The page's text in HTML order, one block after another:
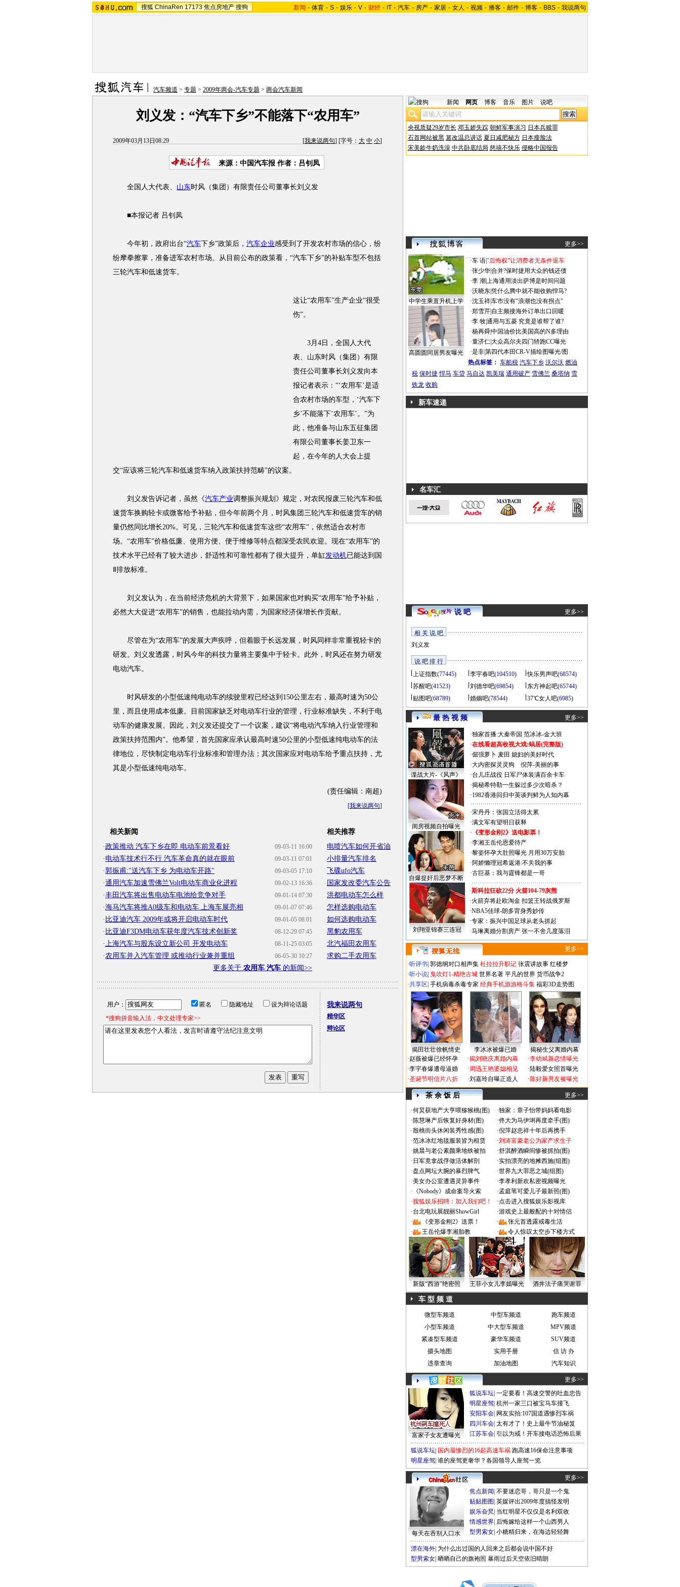
搜狐 ChinaRen 17173 焦点房地产 搜狗 新闻 - 体育 - S - 娱乐 - V - 财经 - IT - 汽车 - 房产 - 家居 - 女人 - 视频 - 播客 - 邮件 - 博客 - BBS - 我说两句
汽车频道 > 专题 > 2009年两会-汽车专题 > 两会汽车新闻
刘义发：“汽车下乡”不能落下“农用车”
2009年03月13日08:29 [我来说两句] [字号： 大 中 小]
来源：中国汽车报 作者：吕钊凤
全国人大代表、 山东时风（集团）有限责任公司董事长刘义发
■本报记者 吕钊凤
今年初，政府出台“汽车下乡”政策后， 汽车企业感受到了开发农村市场的信心，纷
纷摩拳擦掌，准备进军农村市场。从目前公布的政策看，“汽车下乡”的补贴车型不包括
三轮汽车和低速货车。
这让“农用车”生产企业“很受
伤”。
3月4日，全国人大代
表、山东时风（集团）有限
责任公司董事长刘义发向本
报记者表示：“‘农用车’是适
合农村市场的车型，‘汽车下
乡’不能落下‘农用车’。”为
此，他准备与山东五征集团
有限公司董事长姜卫东一
起，在今年的人大会上提
交“应该将三轮汽车和低速货车纳入政策扶持范畴”的议案。
刘义发告诉记者，虽然《汽车产业调整振兴规划》规定，对农民报废三轮汽车和低
速货车换购轻卡或微客给予补贴，但今年前两个月，时风集团三轮汽车和低速货车的销
量仍然同比增长20%。可见，三轮汽车和低速货车这些“农用车”，依然适合农村市
场。“农用车”价格低廉、使用方便、便于维修等特点都深受农民欢迎。现在“农用车”的
技术水平已经有了较大进步，舒适性和可靠性都有了很大提升，单缸发动机已能达到国
Ⅱ排放标准。
刘义发认为，在当前经济危机的大背景下，如果国家也对购买“农用车”给予补贴，
必然大大促进“农用车”的销售，也能拉动内需，为国家经济保增长作贡献。
尽管在为“农用车”的发展大声疾呼，但着眼于长远发展，时风同样非常重视轻卡的
研发。刘义发透露，时风今年的科技力量将主要集中于轻卡。此外，时风还在努力研发
电动汽车。
时风研发的小型低速纯电动车的续驶里程已经达到150公里左右，最高时速为50公
里，而且使用成本低廉。目前国家缺乏对电动车行业的管理，行业标准缺失，不利于电
动车的健康发展。因此，刘义发还提交了一个议案，建议“将电动汽车纳入行业管理和
政策扶持范围内”。他希望，首先国家应承认最高时速50公里的小型低速纯电动车的法
律地位，尽快制定电动车行业标准和管理办法；其次国家应对电动车给予重点扶持，尤
其是小型低速纯电动车。
(责任编辑：南超)
[我来说两句]
相关新闻
09-03-11 16:00
·政策推动 汽车下乡在即 电动车前景看好
09-03-11 07:01
· 电动车技术行不行 汽车革命真的就在眼前
09-03-05 17:10
·郭振甫:"送汽车下乡 为电动车开路"
09-02-13 16:36
·通用汽车加速雪佛兰Volt电动车商业化进程
09-01-14 07:30
·丰田汽车将出售电动车电池给竞争对手
09-01-07 07:46
·海马汽车将推A0级车和电动车 上海车展亮相
09-01-05 08:01
· 比亚迪汽车 2009年或将开启电动车时代
08-12-29 07:45
· 比亚迪F3DM电动车获年度汽车技术创新奖
08-11-25 03:05
·上海汽车与股东设立新公司 开发电动车
06-05-30 10:27
·农用车并入汽车管理 或推动行业兼并重组
更多关于 农用车 汽车 的新闻>>
相关推荐
电喷汽车如何开省油
小排量汽车排名
飞碟ufo汽车
国家发改委汽车公告
洪都电动车怎么样
怎样选购电动车
如何选购电动车
黑豹农用车
北汽福田农用车
求购二手农用车
用户： 匿名 隐藏地址
设为辩论话题
*搜狗拼音输入法，中文处理专家>>
我来说两句
精华区
辩论区
新闻 网页 博客 音乐 图片 说吧
央视质疑29岁市长 邓玉娇失踪 朝鲜军事演习 日本兵赎罪
石首网站被黑 篡改温总讲话 夏日减肥秘方 日本瘦脸法
宋美龄牛奶洗澡 中共卧底结局 慈禧不快乐 侵略中国报告
更多>>
中学生乘直升机上学
高圆圆同居男友曝光
·车 语|"后悔权"让消费者无条件退车
·张少华|合并?保时捷用大众的钱还债
·李 潮 上海通用淡出萨博是时间问题
·沃晓东|凭什么腾中就不能收购悍马?
·沈玉祥|车市没有"浪潮也没有拐点"
·郑雪芹| 自主频接海外订单出口回暖
·李 牧|通用与五菱 究竟是谁帮了谁?
·杨再舜|中国油价比美国高的N多理由
·童济仁|大众高尔夫四门轿跑CC曝光
·是非|第四代本田CR-V描绘图曝光/图
热点标签： 车船税 汽车下乡 沃尔沃 燃油
税 保时捷 悍马 车贷 马自达 凯美瑞 通用破产 雪佛兰 桑塔纳 雪
铁龙 收购
新车速递
名车汇
说 吧 更多>>
相 关 说 吧
刘义发
说 吧 排 行
上证指数(77445) 李宇春吧(104510) 快乐男声吧(68574)
苏醒吧(41523) 刘德华吧(69854) 东方神起吧(65744)
贴图吧(68789) 婚姻吧(78544) 37℃女人吧(6985)
最 热 视 频 更多>>
谍战大片-《风声》
闺房视频自拍曝光
自爆捉奸后恶梦不断
·独家首播:大秦帝国 范冰冰-金大班
·在线看超高收视大戏:蜗居(完整版)
·倔强萝卜 麦田 媳妇的美好时代
·大内密探灵灵狗
倪萍-美丽的事
·台儿庄战役 日军尸体装满百余卡车
·揭秘希特勒一生躲过多少次暗杀？
·1982香港回归中英谈判鲜为人知内幕
·宋丹丹：张国立活得太累
·满文军有望明日获释
· 《变形金刚2》送电影票！
·李湘王岳伦恩爱待产
·黎姿怀孕大肚照曝光 月用30万安胎
·阿娇懒理冠希返港:不关我的事
·古巨基：我与霆锋都是一哥
刘翔亚锦赛三连冠
·斯科拉狂砍22分 火箭104-79灰熊
·火箭弃将赴欧淘金 扣篮王转战俄罗斯
·NBA5佳球-朗多背身秀妙传
·专家：振兴中国足球从老头抓起
·马琳离婚分割房产 张一不舍几度落泪
更多>>
·听评书 郭德纲对口相声集 杜拉拉升职记 张震讲故事 红楼梦
·听小说 鬼吹灯1-精绝古城 世界名著 平凡的世界 货币战争2
·共享区 手机病毒杀毒专家 经典手机游游格斗集 福彩3D走势图
揭田壮壮徐帆情史 李冰冰被爆已婚
揭秘生父离婚内幕
·赵薇被爆已经怀孕
·李宇春爆遭母逼婚
·圣诞节明信片八折
·揭刘晓庆离婚内幕
·周迅王艳婆媳相见
·刘嘉玲自曝正造人
·李幼斌新恋情曝光
·陆毅爱女照首曝光
·陈好新男友被曝光
茶 余 饭 后 更多>>
·何炅获地产大亨喂猕猴桃(图) ·独家：章子怡带妈妈看电影
·陈慧琳产后恢复好身材(图) ·佟大为马伊琍再度牵手(图)
·殷桃街头休闲装秀性感(图) ·倪萍赵忠祥十年后再携手
·范冰冰红地毯服装皆为租赁 ·刘涛富豪老公为家产求生子
·姚晨与老公素颜乘地铁被拍 ·舒淇醉酒瞬间惨被抓拍(图)
· 日军竟拿战俘做活体解剖 ·实拍漂亮的地摊西施(组图)
·盘点网坛大腕的暴烈脾气 ·世界九大罪恶之城(组图)
·美女办公室遭遇灵异事件 ·李孝利新欢私密视频曝光
· 《Nobody》成命案导火索 ·孟庭苇可爱儿子最新照(图)
·搜狐娱乐招聘：加入我们吧！ ·点击进入搜狐娱乐影视库
·台北电玩展靓丽ShowGirl ·游戏史上最般配的十对情侣
·
《变形金刚2》送票！ ·
张元首透露戒毒生活
·
王岳伦爆李湘胎教 · 令人惊叹太空步下楼方式
新版“西游”绝密照 王菲小女儿李嫣曝光 酒井法子痛哭谢罪
车 型 频 道
微型车频道 中型车频道
跑车频道
小型车频道
中大型车频道
MPV频道
紧凑型车频道
豪华车频道
SUV频道
摄头地图
实用手册
信 访 办
违章查询
加油地图 汽车知识
更多>>
富家子女友遭曝光
狐说车坛 一定要看！高速交警的吐血忠告
明星座驾 杭州一家三口被宝马车撞飞
安阳车会 网友实拍:107国道遇惨烈车祸
四川车会 太有才了！史上最牛节油秘笈
江苏车会 引以为戒！开车接电话恐怖后果
狐说车坛 国内最惨烈的16起高速车祸 跑高速16保命注意事项
明星座驾 谁的座驾更奢华？各国领导人座驾一览
更多>>
每天在吞别人口水
焦点新闻 不要迷恋哥，哥只是一个鬼
贴贴图图 英媒评出2009年度搞怪发明
娱乐旮旯 当红明星不仅仅是名利双收
情感世界 后悔嫁给这样一个山西男人
型男索女 小糖精归来，在海边轻轻舞
漂在海外 为什么出过国的人回来之后都会说中国不好
型男索女 晒晒自己的旗袍照 暴雨过后天空依旧晴朗